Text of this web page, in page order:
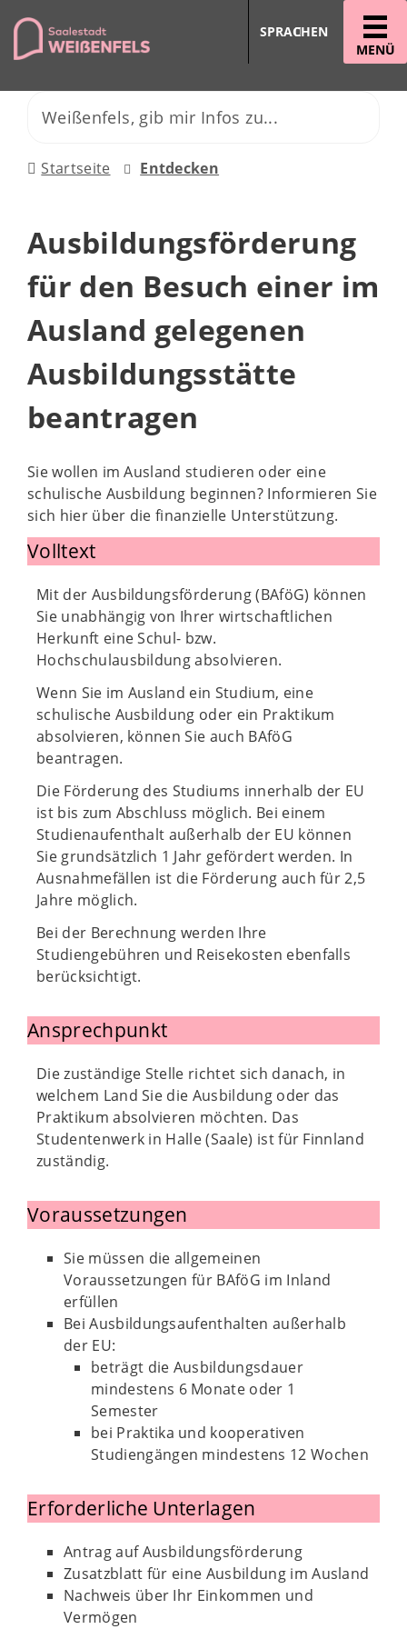
MENÜ
SPRACHEN
Startseite Entdecken
Ausbildungsförderung
für den Besuch einer im
Ausland gelegenen
Ausbildungsstätte
beantragen
Sie wollen im Ausland studieren oder eine
schulische Ausbildung beginnen? Informieren Sie
sich hier über die finanzielle Unterstützung.
Volltext
Mit der Ausbildungsförderung (BAföG) können
Sie unabhängig von Ihrer wirtschaftlichen
Herkunft eine Schul- bzw.
Hochschulausbildung absolvieren.
Wenn Sie im Ausland ein Studium, eine
schulische Ausbildung oder ein Praktikum
absolvieren, können Sie auch BAföG
beantragen.
Die Förderung des Studiums innerhalb der EU
ist bis zum Abschluss möglich. Bei einem
Studienaufenthalt außerhalb der EU können
Sie grundsätzlich 1 Jahr gefördert werden. In
Ausnahmefällen ist die Förderung auch für 2,5
Jahre möglich.
Bei der Berechnung werden Ihre
Studiengebühren und Reisekosten ebenfalls
berücksichtigt.
Ansprechpunkt
Die zuständige Stelle richtet sich danach, in
welchem Land Sie die Ausbildung oder das
Praktikum absolvieren möchten. Das
Studentenwerk in Halle (Saale) ist für Finnland
zuständig.
Voraussetzungen
Sie müssen die allgemeinen
Voraussetzungen für BAföG im Inland
erfüllen
Bei Ausbildungsaufenthalten außerhalb
der EU:
beträgt die Ausbildungsdauer
mindestens 6 Monate oder 1
Semester
bei Praktika und kooperativen
Studiengängen mindestens 12 Wochen
Erforderliche Unterlagen
Antrag auf Ausbildungsförderung
Zusatzblatt für eine Ausbildung im Ausland
Nachweis über Ihr Einkommen und
Vermögen